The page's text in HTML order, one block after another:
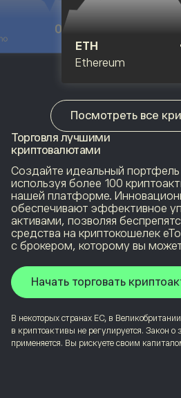
1917.99
BTC
Bitcoin
Посмотреть все
Торговля лучшими
криптовалютами
Создайте идеальный портфель
используя более 100
нашей платформе.
обеспечивают эффективное
активами, позволяя
средства на криптокошелек
с брокером, которому вы
Начать торговать
В некоторых странах ЕС, в
в криптоактивы не регулируется. Закон о
применяется. Вы рискуете своим